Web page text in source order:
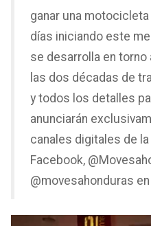
ganar una
días iniciando este
se desarrolla en
las dos décadas de
y todos los detalles
anunciarán
canales digitales de
Facebook,
@movesahonduras